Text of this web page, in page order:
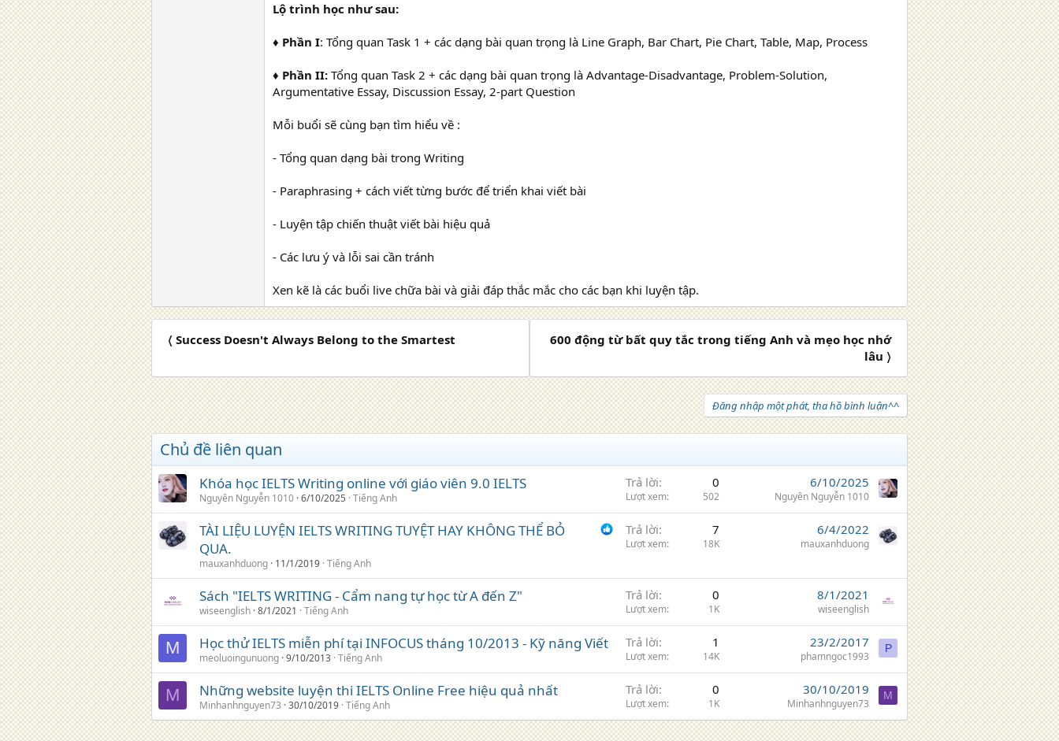
Lộ trình học như sau:
♦ Phần I: Tổng quan Task 1 + các dạng bài quan trọng là Line Graph, Bar Chart, Pie Chart, Table, Map, Process
♦ Phần II: Tổng quan Task 2 + các dạng bài quan trọng là Advantage-Disadvantage, Problem-Solution,
Argumentative Essay, Discussion Essay, 2-part Question
Mỗi buổi sẽ cùng bạn tìm hiểu về :
- Tổng quan dạng bài trong Writing
- Paraphrasing + cách viết từng bước để triển khai viết bài
- Luyện tập chiến thuật viết bài hiệu quả
- Các lưu ý và lỗi sai cần tránh
Xen kẽ là các buổi live chữa bài và giải đáp thắc mắc cho các bạn khi luyện tập.
〈 Success Doesn't Always Belong to the Smartest
600 động từ bất quy tắc trong tiếng Anh và mẹo học nhớ
lâu 〉
Đăng nhập một phát, tha hồ bình luận^^
Chủ đề liên quan
Khóa học IELTS Writing online với giáo viên 9.0 IELTS
Nguyên Nguyễn 1010 6/10/2025 Tiếng Anh
Trả lời 0
Lượt xem 502
6/10/2025
Nguyên Nguyễn 1010
TÀI LIỆU LUYỆN IELTS WRITING TUYỆT HAY KHÔNG THỂ BỎ
QUA.
mauxanhduong 11/1/2019 Tiếng Anh
Trả lời 7
Lượt xem 18K
6/4/2022
mauxanhduong
Sách "IELTS WRITING - Cẩm nang tự học từ A đến Z"
wiseenglish 8/1/2021 Tiếng Anh
Trả lời 0
Lượt xem 1K
8/1/2021
wiseenglish
M Học thử IELTS miễn phí tại INFOCUS tháng 10/2013 - Kỹ năng Viết
meoluoingunuong 9/10/2013 Tiếng Anh
Trả lời 1
Lượt xem 14K
23/2/2017
phamngoc1993
P
M Những website luyện thi IELTS Online Free hiệu quả nhất
Minhanhnguyen73 30/10/2019 Tiếng Anh
Trả lời 0
Lượt xem 1K
30/10/2019
Minhanhnguyen73
M